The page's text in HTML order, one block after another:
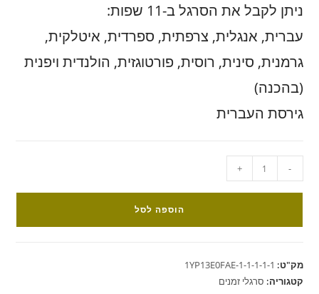
ניתן לקבל את הסרגל ב-11 שפות:
עברית, אנגלית, צרפתית, ספרדית, איטלקית,
גרמנית, סינית, רוסית, פורטוגזית, הולנדית ויפנית
(בהכנה)
גירסת העברית
-
+
הוספה לסל
מק"ט: 1YP13E0FAE-1-1-1-1-1
קטגוריה: סרגלי זמנים